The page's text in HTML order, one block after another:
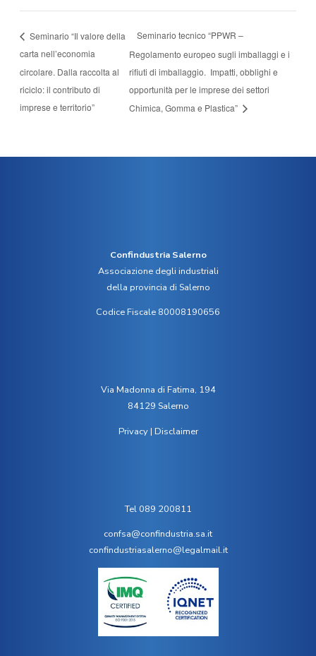
Seminario “Il valore della
carta nell’economia
circolare. Dalla raccolta al
riciclo: il contributo di
imprese e territorio”
Seminario tecnico “PPWR –
Regolamento europeo sugli imballaggi e i
rifiuti di imballaggio. Impatti, obblighi e
opportunità per le imprese dei settori
Chimica, Gomma e Plastica”
Confindustria Salerno
Associazione degli industriali
della provincia di Salerno
Codice Fiscale 80008190656
Via Madonna di Fatima, 194
84129 Salerno
Privacy| Disclaimer
Tel 089 200811
confsa@confindustria.sa.it
confindustriasalerno@legalmail.it